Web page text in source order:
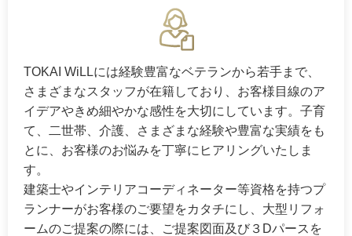
TOKAI WiLLには経験豊富なベテランから若手まで、
さまざまなスタッフが在籍しており、お客様目線のア
イデアやきめ細やかな感性を大切にしています。子育
て、二世帯、介護、さまざまな経験や豊富な実績をも
とに、お客様のお悩みを丁寧にヒアリングいたしま
す。
建築士やインテリアコーディネーター等資格を持つプ
ランナーがお客様のご要望をカタチにし、大型リフォ
ームのご提案の際には、ご提案図面及び３Dパースを